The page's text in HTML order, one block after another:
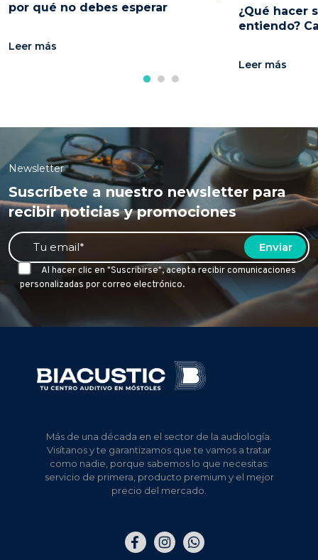
por qué no debes esperar
Leer más
¿Qué hacer
entiendo?
Leer más
Newsletter
Suscríbete a nuestro newsletter para
recibir noticias y promociones
Al hacer clic en "Suscribirse", acepta recibir comunicaciones
personalizadas por correo electrónico.
Más de una década en el sector de la audiología.
Visítanos y te garantizamos que te vamos a tratar
como nadie, porque sabemos lo que necesitas:
servicio de primera, producto premium y el mejor
precio del mercado.
Elemento
del
Elemento
del
Elemento
del